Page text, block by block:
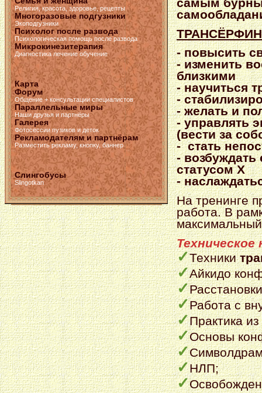
Религия, красота, здоровье, рецепты
Многоразовые подгузники
Экоподгузники
Психолог после развода
Психологическая помощь после развода
Микрокинезитерапия
Диагностика лечение обучение
Карта
Форум
Общение + консультации специалистов
Параллельные миры
Наши друзья и партнёры
Галерея
Фотосессии пузиков и деток
Рекламодателям и партнёрам
Разместить рекламу, кнопку, баннер
Слингобусы
Slingotkan
- повысить
- изменить
близкими
- научиться
-
- желать и
- управлять
(вести за
- стать
- возбуждать
статусом Х
-
На тренинге
работа. В
✓Техники
✓Айкидо
✓
✓Работа с
✓Практика
✓Основы
✓
✓НЛП;
✓